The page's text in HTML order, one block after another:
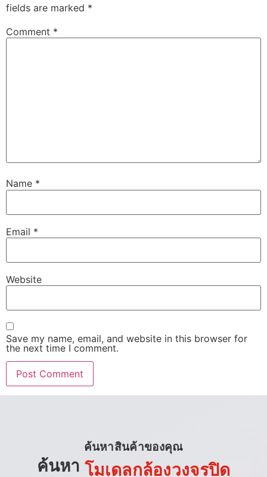
fields are marked *
Comment *
Name *
Email *
Website
Save my name, email, and website in this browser for
the next time I comment.
ค้นหาสินค้าของคุณ
ค้นหา โมเดลกล้องวงจรปิด